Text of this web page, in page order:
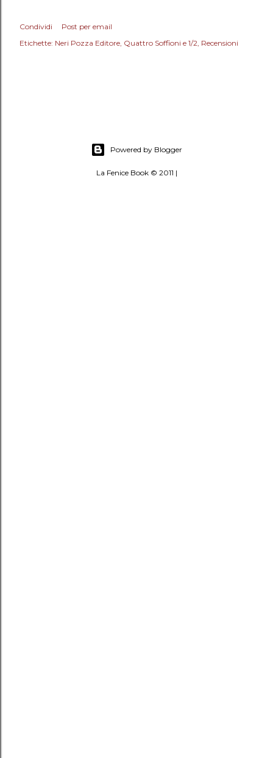
Condividi
Post per email
Etichette: Neri Pozza Editore Quattro Soffioni e 1/2 Recensioni
Powered by Blogger
La Fenice Book © 2011 |